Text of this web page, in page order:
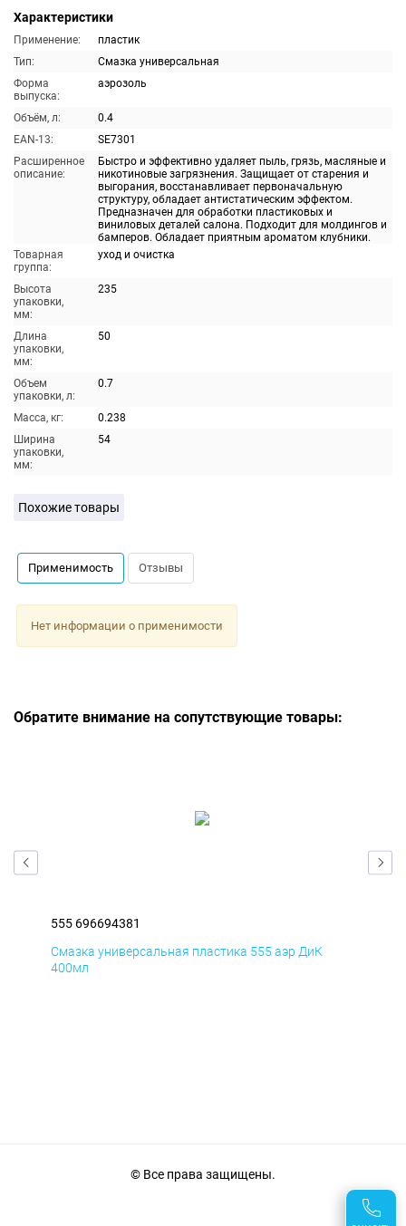
Характеристики
Применение:
пластик
Тип:
Смазка универсальная
Форма
выпуска:
аэрозоль
Объём, л:
0.4
EAN-13:
SE7301
Расширенное
описание:
Быстро и эффективно удаляет пыль, грязь, масляные и
никотиновые загрязнения. Защищает от старения и
выгорания, восстанавливает первоначальную
структуру, обладает антистатическим эффектом.
Предназначен для обработки пластиковых и
виниловых деталей салона. Подходит для молдингов и
бамперов. Обладает приятным ароматом клубники.
Товарная
группа:
уход и очистка
Высота
упаковки,
мм:
235
Длина
упаковки,
мм:
50
Объем
упаковки, л:
0.7
Масса, кг:
0.238
Ширина
упаковки,
мм:
54
Похожие товары
Применимость Отзывы
Нет информации о применимости
Обратите внимание на сопутствующие товары:
555 696694381
Смазка универсальная пластика 555 аэр ДиК
400мл
© Все права защищены.